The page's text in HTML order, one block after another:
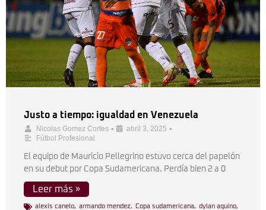
Justo a tiempo: igualdad en Venezuela
Nicolas Gomez Cortes • abril 3, 2025 •
Fútbol Profesional
El equipo de Mauricio Pellegrino estuvo cerca del papelón
en su debut por Copa Sudamericana. Perdía bien 2 a 0
Leer más »
alexis canelo, armando mendez, Copa sudamericana, dylan aquino,